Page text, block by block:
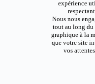
expérience
Nous nous
tout au long du
graphique à la
que votre site
vos